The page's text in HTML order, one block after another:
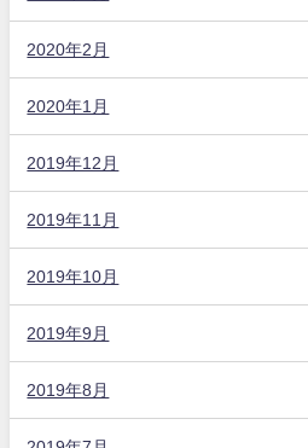
2020年2月
2020年1月
2019年12月
2019年11月
2019年10月
2019年9月
2019年8月